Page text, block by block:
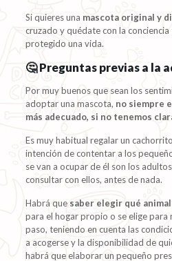
Si quieres una mascota original y
cruzado y quédate con la
protegido una vida.
🤔 Preguntas previas a la
Por muy buenos que sean los
adoptar una mascota, no siempre
más adecuado, si no tenemos
Es muy habitual regalar un
intención de contentar a los
se van a ocupar de él son los
consultar con ellos, antes de nada.
Habrá que saber elegir qué
para el hogar propio o se elige para
paso, teniendo en cuenta las
a acogerse y la disponibilidad de
habrá que elaborar un pequeño